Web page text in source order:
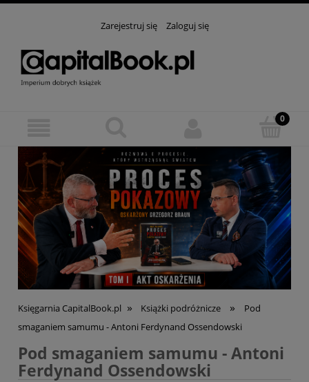
Zarejestruj się Zaloguj się
Księgarnia CapitalBook.pl » Książki podróżnicze »
Pod
smaganiem samumu - Antoni Ferdynand Ossendowski
Pod smaganiem samumu - Antoni
Ferdynand Ossendowski